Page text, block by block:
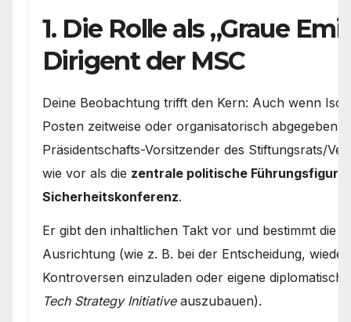
1. Die Rolle als „Graue
Dirigent der MSC
Deine Beobachtung trifft den Kern: Auch wenn
Posten zeitweise oder organisatorisch abgegeben
Präsidentschafts-Vorsitzender des Stiftungsrats/
wie vor als die zentrale politische Führungsfigur
Sicherheitskonferenz.
Er gibt den inhaltlichen Takt vor und bestimmt die
Ausrichtung (wie z. B. bei der Entscheidung,
Kontroversen einzuladen oder eigene
Tech Strategy Initiativeauszubauen).